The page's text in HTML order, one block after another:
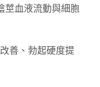
莖血液流動與細胞
善、勃起硬度提